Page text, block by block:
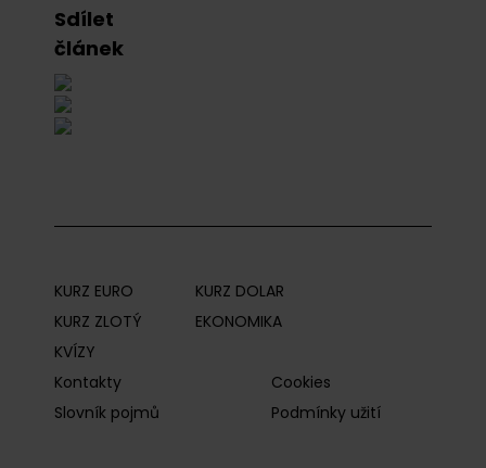
Sdílet
článek
KURZ EURO
KURZ DOLAR
KURZ ZLOTÝ
EKONOMIKA
KVÍZY
Kontakty
Cookies
Slovník pojmů
Podmínky užití